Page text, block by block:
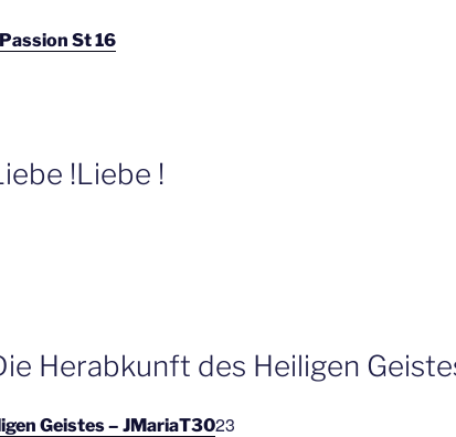
St 16
!Liebe !
Herabkunft des Heiligen
Geistes – JMariaT3023